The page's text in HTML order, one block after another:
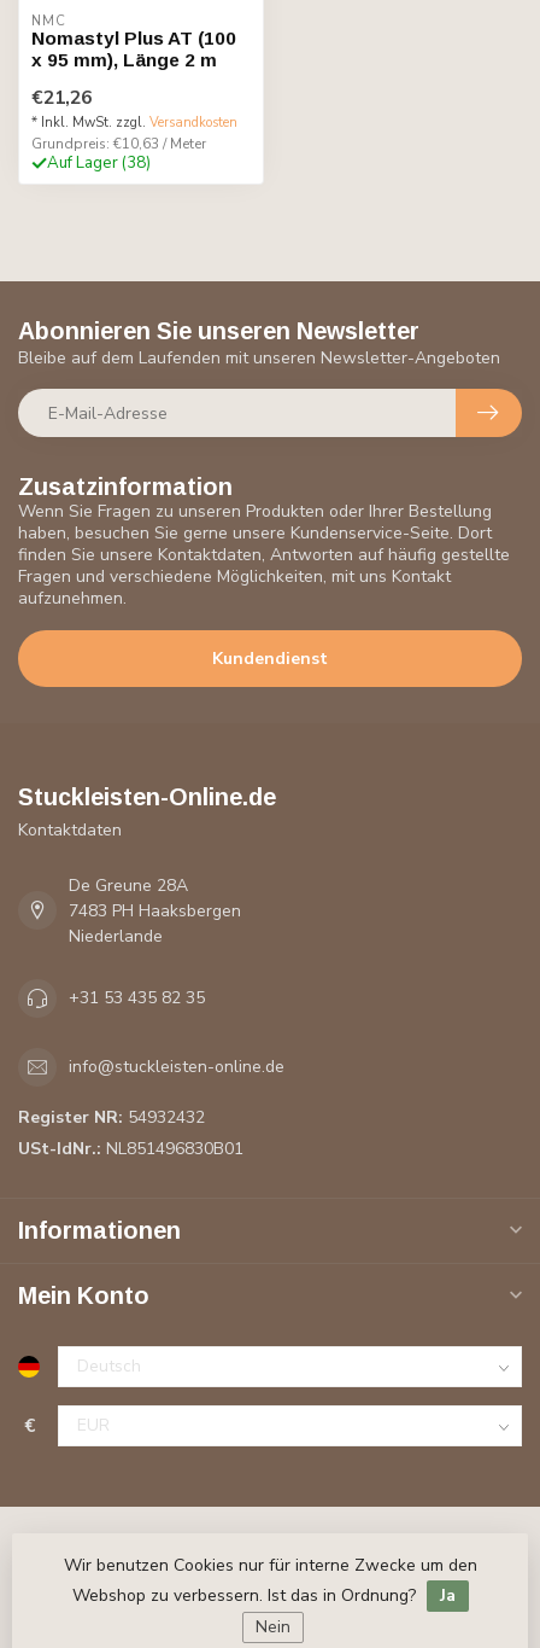
NMC
Nomastyl Plus AT (100
x 95 mm), Länge 2 m
€21,26
* Inkl. MwSt. zzgl. Versandkosten
Grundpreis: €10,63 / Meter
Auf Lager (38)
Zusatzinformation
Wenn Sie Fragen zu unseren Produkten oder Ihrer Bestellung
haben, besuchen Sie gerne unsere Kundenservice-Seite. Dort
finden Sie unsere Kontaktdaten, Antworten auf häufig gestellte
Fragen und verschiedene Möglichkeiten, mit uns Kontakt
aufzunehmen.
Kundendienst
Abonnieren Sie unseren Newsletter
Bleibe auf dem Laufenden mit unseren Newsletter-Angeboten
Stuckleisten-Online.de
Kontaktdaten
De Greune 28A
7483 PH Haaksbergen
Niederlande
+31 53 435 82 35
info@stuckleisten-online.de
Register NR: 54932432
USt-IdNr.: NL851496830B01
Informationen
Mein Konto
€
Wir benutzen Cookies nur für interne Zwecke um den
Webshop zu verbessern. Ist das in Ordnung?
Ja
Nein